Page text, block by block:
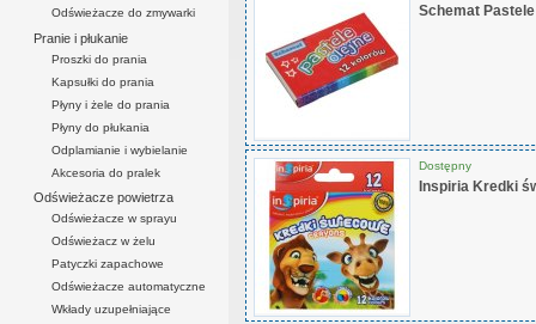
Odświeżacze do zmywarki
Pranie i płukanie
Proszki do prania
Kapsułki do prania
Płyny i żele do prania
Płyny do płukania
Odplamianie i wybielanie
Akcesoria do pralek
Odświeżacze powietrza
Odświeżacze w sprayu
Odświeżacz w żelu
Patyczki zapachowe
Odświeżacze automatyczne
Wkłady uzupełniające
Schemat
Dostępny
Inspiria Kredki